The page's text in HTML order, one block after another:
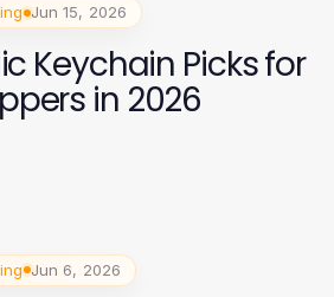
Jun 15, 2026
Keychain Picks for
in 2026
Jun 6, 2026